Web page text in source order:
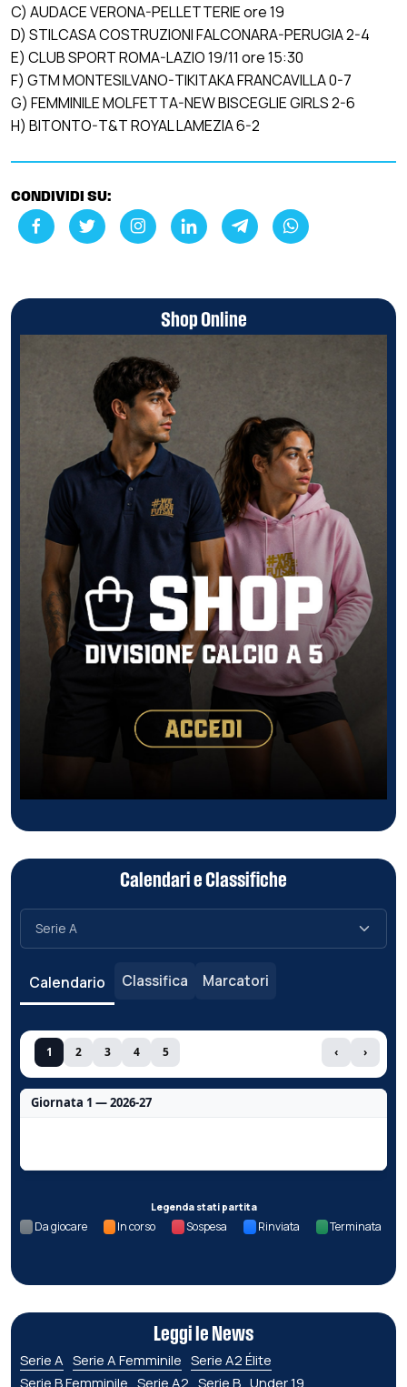
C) AUDACE VERONA-PELLETTERIE ore 19
D) STILCASA COSTRUZIONI FALCONARA-PERUGIA 2-4
E) CLUB SPORT ROMA-LAZIO 19/11 ore 15:30
F) GTM MONTESILVANO-TIKITAKA FRANCAVILLA 0-7
G) FEMMINILE MOLFETTA-NEW BISCEGLIE GIRLS 2-6
H) BITONTO-T&T ROYAL LAMEZIA 6-2
CONDIVIDI SU:
Shop Online
Calendari e Classifiche
Calendario Classifica Marcatori
1 2 3 4 5 ‹ ›
Giornata 1 — 2026-27
Legenda stati partita
Da giocare In corso Sospesa Rinviata Terminata
Leggi le News
Serie A Serie A Femminile Serie A2 Élite
Serie B Femminile Serie A2 Serie B Under 19